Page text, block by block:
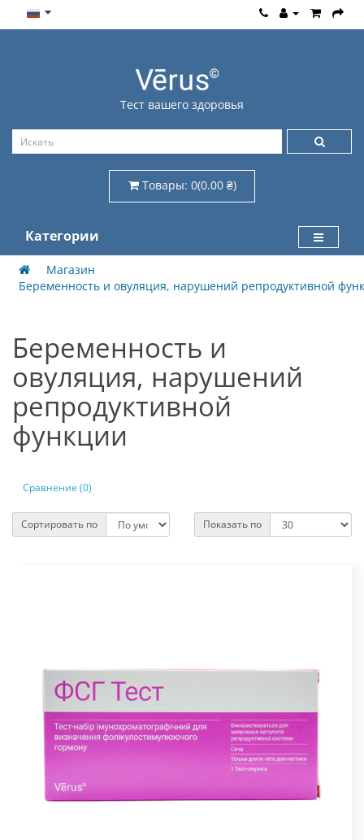
Тест вашего здоровья
Товары: 0(0.00 ₴)
Категории
Магазин
Беременность и овуляция, нарушений репродуктивной
Беременность и
овуляция, нарушений
репродуктивной
функции
Сравнение (0)
Сортировать по Показать по